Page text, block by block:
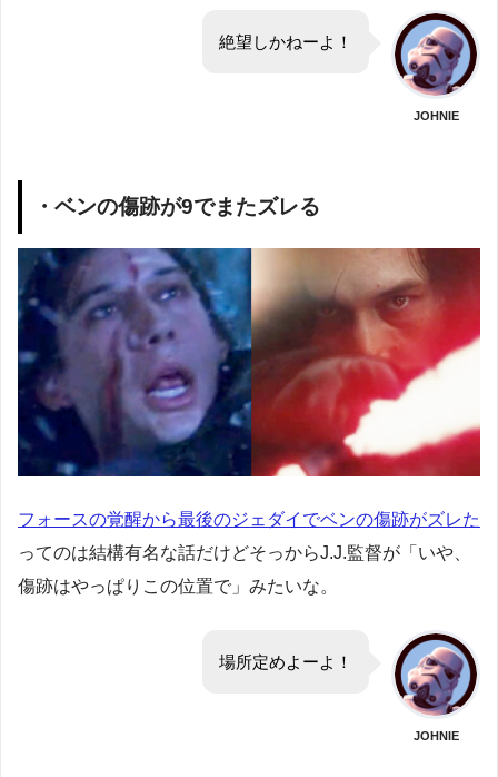
絶望しかねーよ！
JOHNIE
・ベンの傷跡が9でまたズレる
フォースの覚醒から最後のジェダイでベンの傷跡がズレた
ってのは結構有名な話だけどそっからJ.J.監督が「いや、
傷跡はやっぱりこの位置で」みたいな。
場所定めよーよ！
JOHNIE